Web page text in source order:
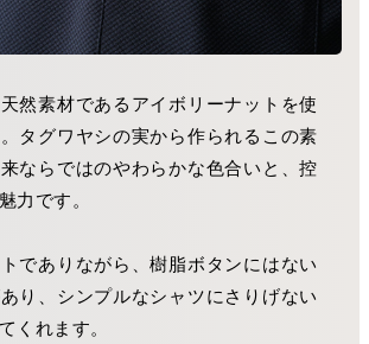
然素材であるアイボリーナットを使
タグワヤシの実から作られるこの素
ならではのやわらかな色合いと、控
力です。
でありながら、樹脂ボタンにはない
あり、シンプルなシャツにさりげない
くれます。